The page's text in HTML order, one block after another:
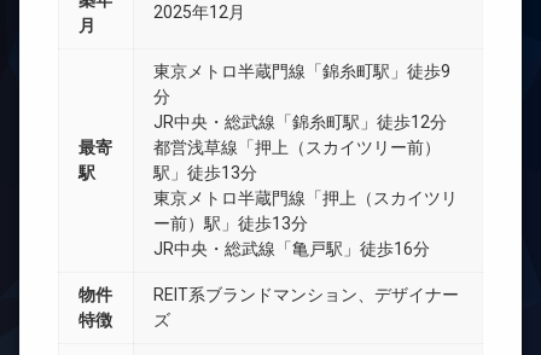
月
2025年12月
最寄
駅
東京メトロ半蔵門線「錦糸町駅」徒歩9
分
JR中央・総武線「錦糸町駅」徒歩12分
都営浅草線「押上（スカイツリー前）
駅」徒歩13分
東京メトロ半蔵門線「押上（スカイツリ
ー前）駅」徒歩13分
JR中央・総武線「亀戸駅」徒歩16分
物件
特徴
REIT系ブランドマンション、デザイナー
ズ